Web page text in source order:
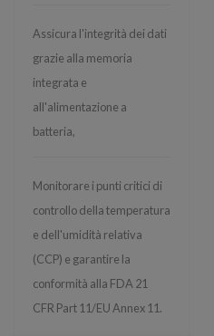
Assicura l'integrità dei dati
grazie alla memoria
integrata e
all'alimentazione a
batteria,
Monitorare i punti critici di
controllo della temperatura
e dell'umidità relativa
(CCP) e garantire la
conformità alla FDA 21
CFR Part 11/EU Annex 11.